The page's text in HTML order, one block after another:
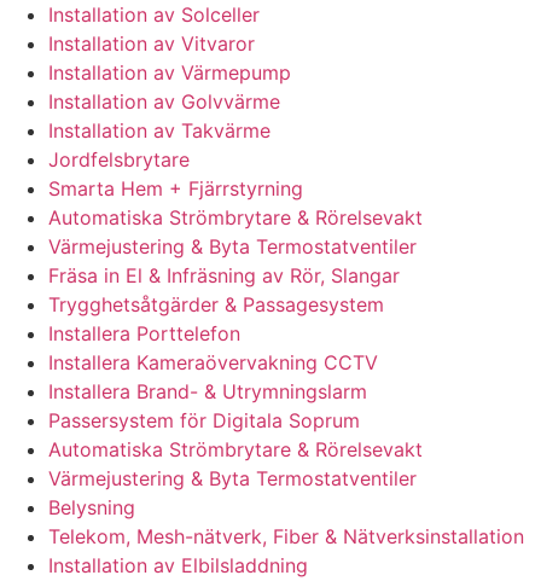
Installation av Solceller
Installation av Vitvaror
Installation av Värmepump
Installation av Golvvärme
Installation av Takvärme
Jordfelsbrytare
Smarta Hem + Fjärrstyrning
Automatiska Strömbrytare & Rörelsevakt
Värmejustering & Byta Termostatventiler
Fräsa in El & Infräsning av Rör, Slangar
Trygghetsåtgärder & Passagesystem
Installera Porttelefon
Installera Kameraövervakning CCTV
Installera Brand- & Utrymningslarm
Passersystem för Digitala Soprum
Automatiska Strömbrytare & Rörelsevakt
Värmejustering & Byta Termostatventiler
Belysning
Telekom, Mesh-nätverk, Fiber & Nätverksinstallation
Installation av Elbilsladdning